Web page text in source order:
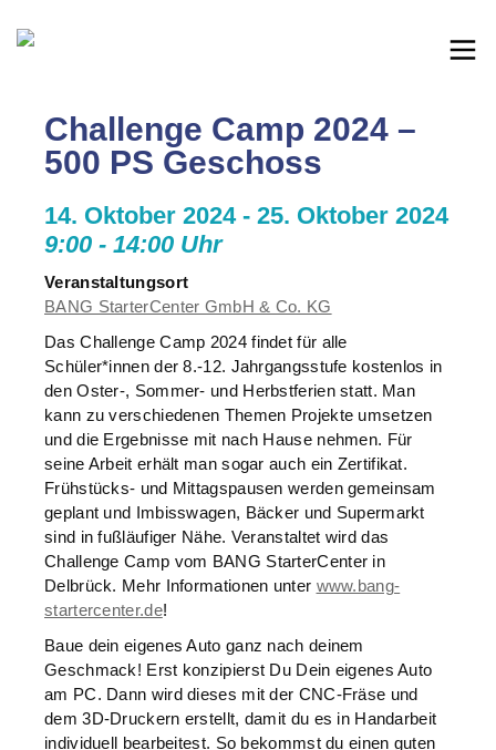
Challenge Camp 2024 –
500 PS Geschoss
14. Oktober 2024 - 25. Oktober 2024
9:00 - 14:00 Uhr
Veranstaltungsort
BANG StarterCenter GmbH & Co. KG
Das Challenge Camp 2024 findet für alle
Schüler*innen der 8.-12. Jahrgangsstufe kostenlos in
den Oster-, Sommer- und Herbstferien statt. Man
kann zu verschiedenen Themen Projekte umsetzen
und die Ergebnisse mit nach Hause nehmen. Für
seine Arbeit erhält man sogar auch ein Zertifikat.
Frühstücks- und Mittagspausen werden gemeinsam
geplant und Imbisswagen, Bäcker und Supermarkt
sind in fußläufiger Nähe. Veranstaltet wird das
Challenge Camp vom BANG StarterCenter in
Delbrück. Mehr Informationen unter www.bang-
startercenter.de!
Baue dein eigenes Auto ganz nach deinem
Geschmack! Erst konzipierst Du Dein eigenes Auto
am PC. Dann wird dieses mit der CNC-Fräse und
dem 3D-Druckern erstellt, damit du es in Handarbeit
individuell bearbeitest. So bekommst du einen guten